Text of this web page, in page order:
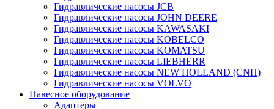
Гидравлические насосы JCB
Гидравлические насосы JOHN DEERE
Гидравлические насосы KAWASAKI
Гидравлические насосы KOBELCO
Гидравлические насосы KOMATSU
Гидравлические насосы LIEBHERR
Гидравлические насосы NEW HOLLAND (CNH)
Гидравлические насосы VOLVO
Навесное оборудование
Адаптеры